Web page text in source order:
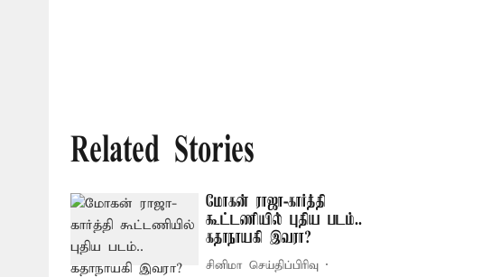
Related Stories
மோகன் ராஜா-கார்த்தி
கூட்டணியில் புதிய படம்..
கதாநாயகி இவரா?
சினிமா செய்திப்பிரிவு